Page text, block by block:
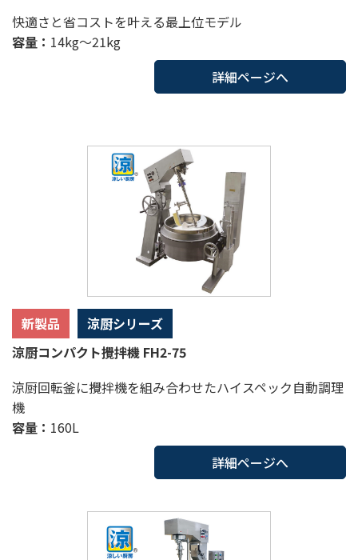
快適さと省コストを叶える最上位モデル
容量： 14kg～21kg
詳細ページへ
新製品
涼厨シリーズ
涼厨コンパクト攪拌機 FH2-75
涼厨回転釜に攪拌機を組み合わせたハイスペック自動調理
機
容量： 160L
詳細ページへ